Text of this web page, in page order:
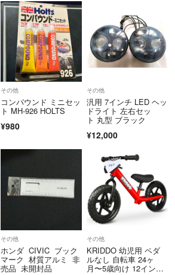
その他
コンパウンド ミニセッ
ト MH-926 HOLTS
¥980
その他
汎用 7インチ LED ヘッ
ドライト 左右セッ
ト 丸型 ブラック
¥12,000
その他
ホンダ CIVIC ブック
マーク 材質アルミ 非
売品 未開封品
その他
KRIDDO 幼児用 ペダ
ルなし 自転車 24ヶ
月〜5歳向け 12イン